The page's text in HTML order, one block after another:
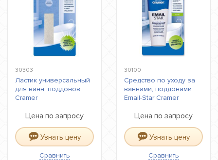
30303
Ластик универсальный
для ванн, поддонов
Cramer
Цена по запросу
Узнать цену
Сравнить
30100
Средство по уходу за
ваннами, поддонами
Email-Star Cramer
Цена по запросу
Узнать цену
Сравнить